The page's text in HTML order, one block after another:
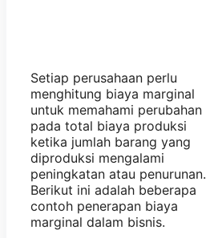
Setiap perusahaan perlu
menghitung biaya marginal
untuk memahami perubahan
pada total biaya produksi
ketika jumlah barang yang
diproduksi mengalami
peningkatan atau penurunan.
Berikut ini adalah beberapa
contoh penerapan biaya
marginal dalam bisnis.